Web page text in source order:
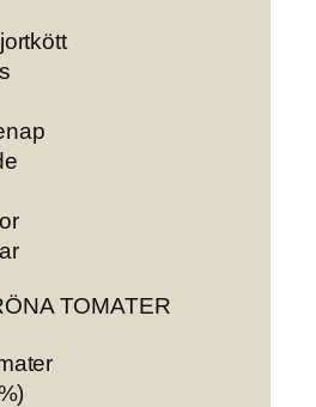
TOMATER